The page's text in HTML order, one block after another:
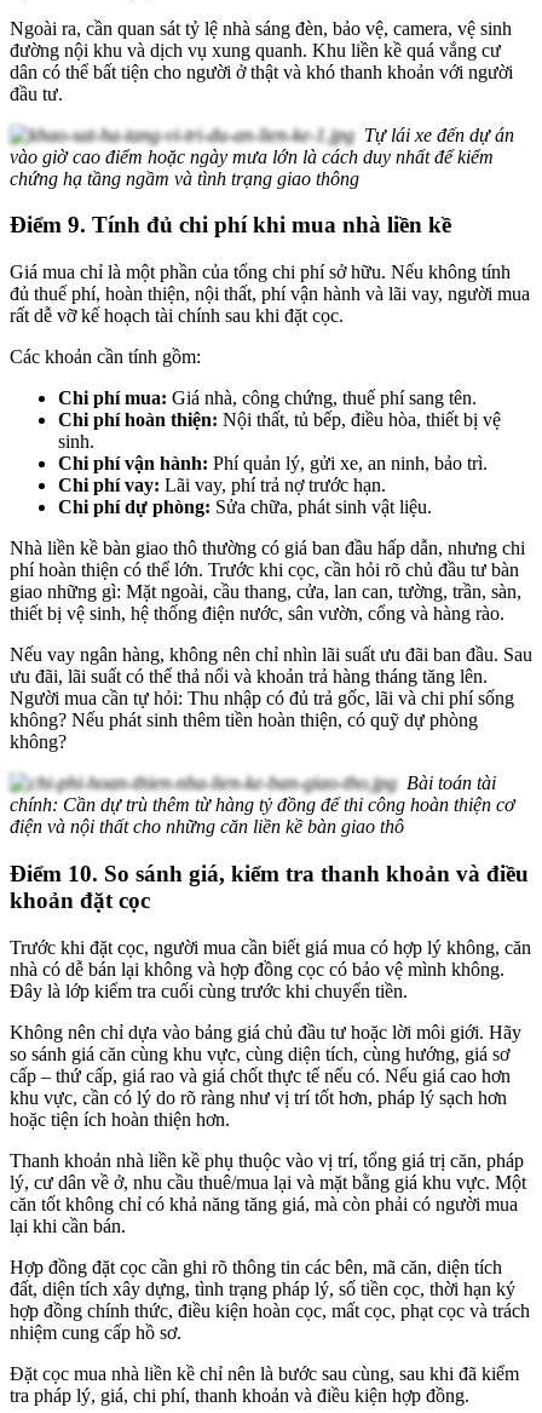
Ngoài ra, cần quan sát tỷ lệ nhà sáng đèn, bảo vệ, camera, vệ sinh
đường nội khu và dịch vụ xung quanh. Khu liền kề quá vắng cư
dân có thể bất tiện cho người ở thật và khó thanh khoản với người
đầu tư.
Tự lái xe đến dự án
vào giờ cao điểm hoặc ngày mưa lớn là cách duy nhất để kiểm
chứng hạ tầng ngầm và tình trạng giao thông
Điểm 9. Tính đủ chi phí khi mua nhà liền kề
Giá mua chỉ là một phần của tổng chi phí sở hữu. Nếu không tính
đủ thuế phí, hoàn thiện, nội thất, phí vận hành và lãi vay, người mua
rất dễ vỡ kế hoạch tài chính sau khi đặt cọc.
Các khoản cần tính gồm:
Chi phí mua: Giá nhà, công chứng, thuế phí sang tên.
Chi phí hoàn thiện: Nội thất, tủ bếp, điều hòa, thiết bị vệ
sinh.
Chi phí vận hành: Phí quản lý, gửi xe, an ninh, bảo trì.
Chi phí vay: Lãi vay, phí trả nợ trước hạn.
Chi phí dự phòng: Sửa chữa, phát sinh vật liệu.
Nhà liền kề bàn giao thô thường có giá ban đầu hấp dẫn, nhưng chi
phí hoàn thiện có thể lớn. Trước khi cọc, cần hỏi rõ chủ đầu tư bàn
giao những gì: Mặt ngoài, cầu thang, cửa, lan can, tường, trần, sàn,
thiết bị vệ sinh, hệ thống điện nước, sân vườn, cổng và hàng rào.
Nếu vay ngân hàng, không nên chỉ nhìn lãi suất ưu đãi ban đầu. Sau
ưu đãi, lãi suất có thể thả nổi và khoản trả hàng tháng tăng lên.
Người mua cần tự hỏi: Thu nhập có đủ trả gốc, lãi và chi phí sống
không? Nếu phát sinh thêm tiền hoàn thiện, có quỹ dự phòng
không?
Bài toán tài
chính: Cần dự trù thêm từ hàng tỷ đồng để thi công hoàn thiện cơ
điện và nội thất cho những căn liền kề bàn giao thô
Điểm 10. So sánh giá, kiểm tra thanh khoản và điều
khoản đặt cọc
Trước khi đặt cọc, người mua cần biết giá mua có hợp lý không, căn
nhà có dễ bán lại không và hợp đồng cọc có bảo vệ mình không.
Đây là lớp kiểm tra cuối cùng trước khi chuyển tiền.
Không nên chỉ dựa vào bảng giá chủ đầu tư hoặc lời môi giới. Hãy
so sánh giá căn cùng khu vực, cùng diện tích, cùng hướng, giá sơ
cấp – thứ cấp, giá rao và giá chốt thực tế nếu có. Nếu giá cao hơn
khu vực, cần có lý do rõ ràng như vị trí tốt hơn, pháp lý sạch hơn
hoặc tiện ích hoàn thiện hơn.
Thanh khoản nhà liền kề phụ thuộc vào vị trí, tổng giá trị căn, pháp
lý, cư dân về ở, nhu cầu thuê/mua lại và mặt bằng giá khu vực. Một
căn tốt không chỉ có khả năng tăng giá, mà còn phải có người mua
lại khi cần bán.
Hợp đồng đặt cọc cần ghi rõ thông tin các bên, mã căn, diện tích
đất, diện tích xây dựng, tình trạng pháp lý, số tiền cọc, thời hạn ký
hợp đồng chính thức, điều kiện hoàn cọc, mất cọc, phạt cọc và trách
nhiệm cung cấp hồ sơ.
Đặt cọc mua nhà liền kề chỉ nên là bước sau cùng, sau khi đã kiểm
tra pháp lý, giá, chi phí, thanh khoản và điều kiện hợp đồng.